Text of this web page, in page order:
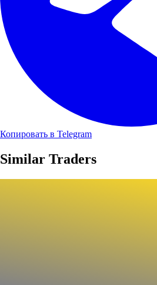
Копировать в Telegram
Similar Traders